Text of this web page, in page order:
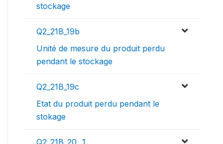
stockage
Q2_21B_19b
Unité de mesure du produit perdu
pendant le stockage
Q2_21B_19c
Etat du produit perdu pendant le
stokage